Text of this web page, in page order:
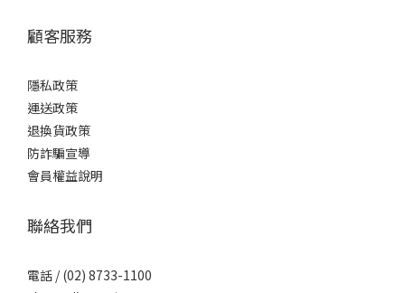
顧客服務
隱私政策
運送政策
退換貨政策
防詐騙宣導
會員權益說明
聯絡我們
電話 / (02) 8733-1100